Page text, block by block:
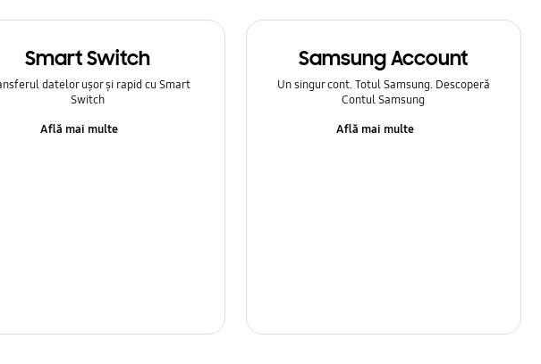
Smart Switch
datelor ușor și rapid cu Smart
Switch
Află mai multe
Samsung Account
Un singur cont. Totul Samsung. Descoperă
Contul Samsung
Află mai multe